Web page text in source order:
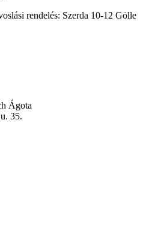
rendelés: Szerda 10-12 Gölle
Ágota
35.